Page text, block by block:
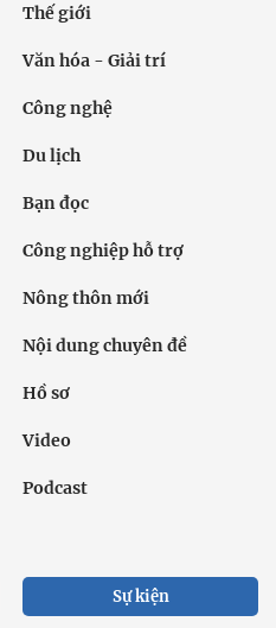
Thế giới
Văn hóa - Giải trí
Công nghệ
Du lịch
Bạn đọc
Công nghiệp hỗ trợ
Nông thôn mới
Nội dung chuyên đề
Hồ sơ
Video
Podcast
Sự kiện